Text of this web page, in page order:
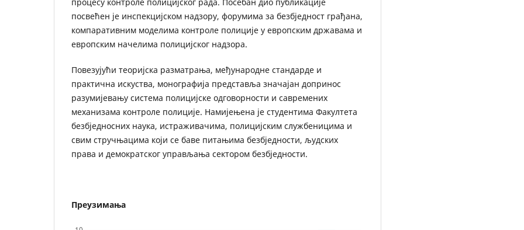
процесу контроле полицијског рада. Посебан дио публикације
посвећен је инспекцијском надзору, форумима за безбједност грађана,
компаративним моделима контроле полиције у европским државама и
европским начелима полицијског надзора.
Повезујући теоријска разматрања, међународне стандарде и
практична искуства, монографија представља значајан допринос
разумијевању система полицијске одговорности и савремених
механизама контроле полиције. Намијењена је студентима Факултета
безбједносних наука, истраживачима, полицијским службеницима и
свим стручњацима који се баве питањима безбједности, људских
права и демократског управљања сектором безбједности.
Преузимања